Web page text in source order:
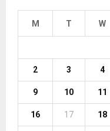
M T W
2 3 4
9 10 11
16 17 18